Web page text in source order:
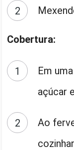
Cobertura:
Em
açúcar
Ao